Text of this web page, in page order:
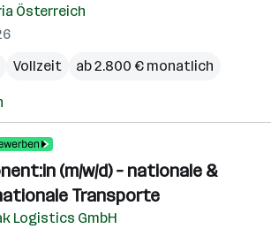
Österreich
Vollzeit ab 2.800 € monatlich
(m/w/d) – nationale &
Transporte
Logistics GmbH